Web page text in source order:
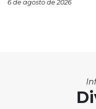
6 de agosto de 2026